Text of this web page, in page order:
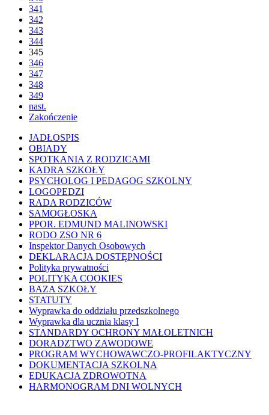
341
342
343
344
345
346
347
348
349
nast.
Zakończenie
JADŁOSPIS
OBIADY
SPOTKANIA Z RODZICAMI
KADRA SZKOŁY
PSYCHOLOG I PEDAGOG SZKOLNY
LOGOPEDZI
RADA RODZICÓW
SAMOGŁOSKA
PPOR. EDMUND MALINOWSKI
RODO ZSO NR 6
Inspektor Danych Osobowych
DEKLARACJA DOSTĘPNOŚCI
Polityka prywatności
POLITYKA COOKIES
BAZA SZKOŁY
STATUTY
Wyprawka do oddziału przedszkolnego
Wyprawka dla ucznia klasy I
STANDARDY OCHRONY MAŁOLETNICH
DORADZTWO ZAWODOWE
PROGRAM WYCHOWAWCZO-PROFILAKTYCZNY
DOKUMENTACJA SZKOLNA
EDUKACJA ZDROWOTNA
HARMONOGRAM DNI WOLNYCH